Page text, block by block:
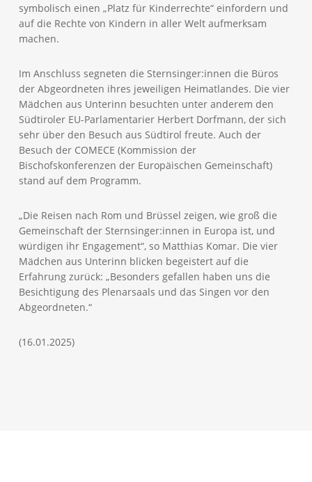
symbolisch einen „Platz für Kinderrechte“ einfordern und
auf die Rechte von Kindern in aller Welt aufmerksam
machen.
Im Anschluss segneten die Sternsinger:innen die Büros
der Abgeordneten ihres jeweiligen Heimatlandes. Die vier
Mädchen aus Unterinn besuchten unter anderem den
Südtiroler EU-Parlamentarier Herbert Dorfmann, der sich
sehr über den Besuch aus Südtirol freute. Auch der
Besuch der COMECE (Kommission der
Bischofskonferenzen der Europäischen Gemeinschaft)
stand auf dem Programm.
„Die Reisen nach Rom und Brüssel zeigen, wie groß die
Gemeinschaft der Sternsinger:innen in Europa ist, und
würdigen ihr Engagement“, so Matthias Komar. Die vier
Mädchen aus Unterinn blicken begeistert auf die
Erfahrung zurück: „Besonders gefallen haben uns die
Besichtigung des Plenarsaals und das Singen vor den
Abgeordneten.“
(16.01.2025)